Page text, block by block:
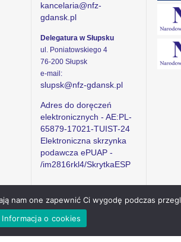
kancelaria@nfz-
gdansk.pl
Delegatura w Słupsku
ul. Poniatowskiego 4
76-200 Słupsk
e-mail:
slupsk@nfz-gdansk.pl
Adres do doręczeń
elektronicznych - AE:PL-
65879-17021-TUIST-24
Elektroniczna skrzynka
podawcza ePUAP -
/im2816rkl4/SkrytkaESP
nam one zapewnić Ci wygodę podczas
Informacja o cookies